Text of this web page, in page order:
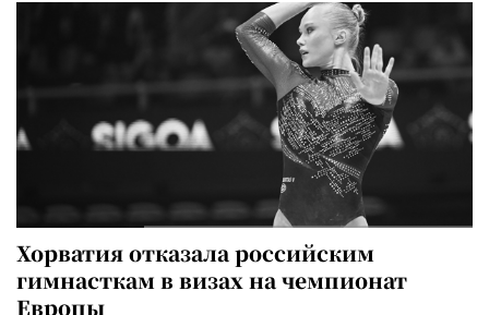
Хорватия отказала российским
гимнасткам в визах на чемпионат
Европы